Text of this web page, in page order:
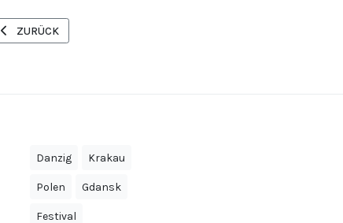
VORHERIGER BEITRAG: MALER DER NORMANDIE IN POZNAŃ ZU GAST
ZURÜCK
Danzig Krakau
Polen Gdansk
Festival